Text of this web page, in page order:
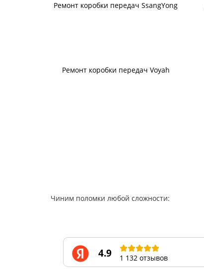
Ремонт коробки передач SsangYong
Ремонт коробки передач Voyah
Чиним поломки любой сложности:
4.9 1 132 отзывов